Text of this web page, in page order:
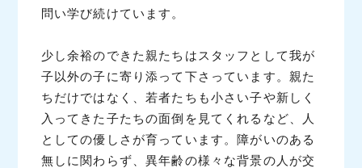
問い学び続けています。
少し余裕のできた親たちはスタッフとして我が
子以外の子に寄り添って下さっています。親た
ちだけではなく、若者たちも小さい子や新しく
入ってきた子たちの面倒を見てくれるなど、人
としての優しさが育っています。障がいのある
無しに関わらず、異年齢の様々な背景の人が交